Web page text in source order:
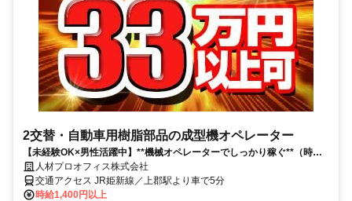
2交替・自動車用樹脂部品の成型機オペレーター
【未経験OK×男性活躍中】**機械オペレーターでしっかり稼ぐ**（時給
1400円～）（週払いOK）
人材プロオフィス株式会社
交通アクセス JR姫新線／上郡駅より車で5分
時給1,400円以上